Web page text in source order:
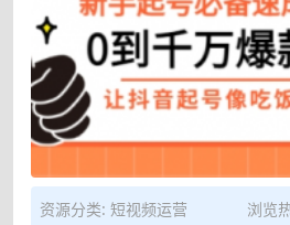
资源分类: 短视频运营
浏览